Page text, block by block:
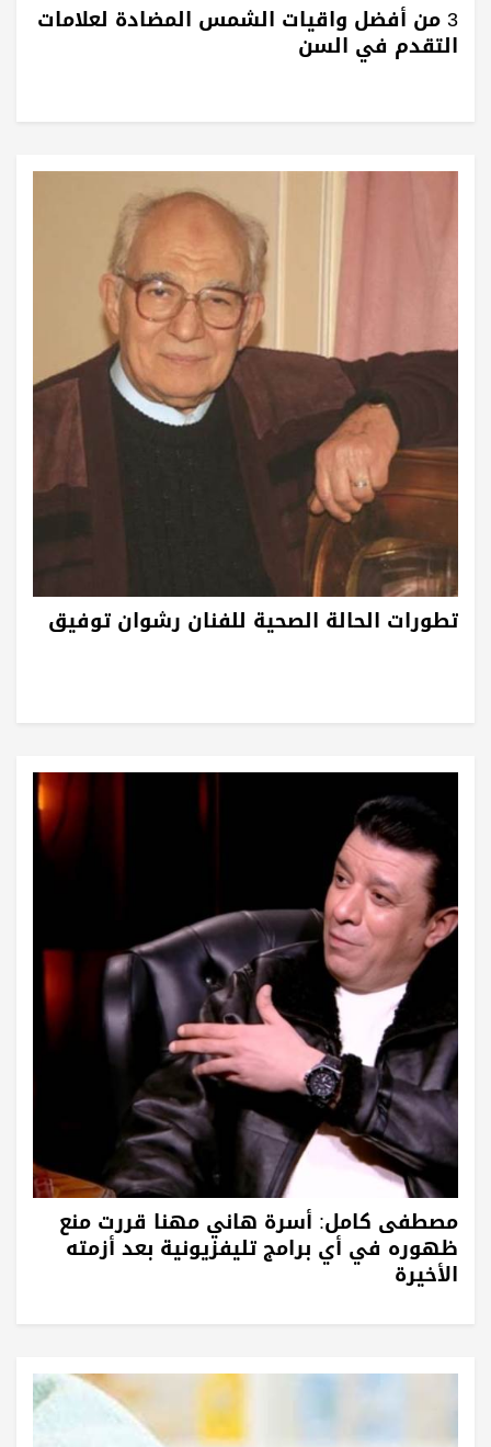
3 من أفضل واقيات الشمس المضادة لعلامات
التقدم في السن
تطورات الحالة الصحية للفنان رشوان توفيق
مصطفى كامل: أسرة هاني مهنا قررت منع
ظهوره في أي برامج تليفزيونية بعد أزمته
الأخيرة